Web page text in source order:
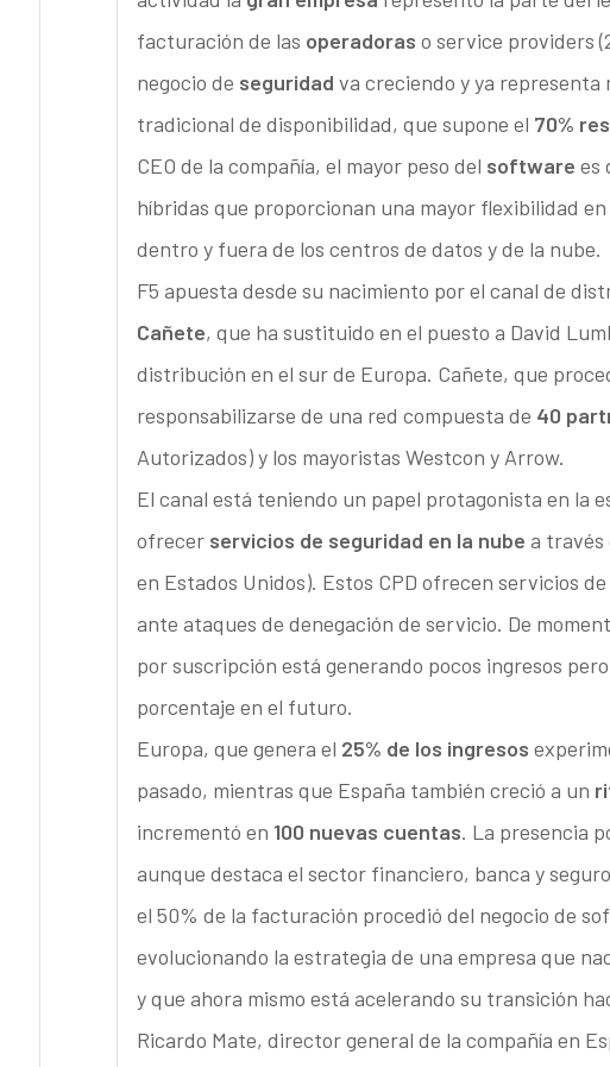
facturación de las operadoras o service providers
negocio de seguridad va creciendo y ya representa
tradicional de disponibilidad, que supone el 70%
CEO de la compañía, el mayor peso del software es
híbridas que proporcionan una mayor flexibilidad
dentro y fuera de los centros de datos y de la nube.
F5 apuesta desde su nacimiento por el canal de
Cañete, que ha sustituido en el puesto a David
distribución en el sur de Europa. Cañete, que
responsabilizarse de una red compuesta de 40
Autorizados) y los mayoristas Westcon y Arrow.
El canal está teniendo un papel protagonista en la
ofrecer servicios de seguridad en la nube a través
en Estados Unidos). Estos CPD ofrecen servicios
ante ataques de denegación de servicio. De
por suscripción está generando pocos ingresos
porcentaje en el futuro.
Europa, que genera el 25% de los ingresos
pasado, mientras que España también creció a un
incrementó en 100 nuevas cuentas. La presencia
aunque destaca el sector financiero, banca y
el 50% de la facturación procedió del negocio de
evolucionando la estrategia de una empresa que
y que ahora mismo está acelerando su transición
Ricardo Mate, director general de la compañía en